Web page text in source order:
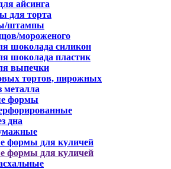
айсинга
для торта
штампы
мороженого
шоколада силикон
шоколада пластик
выпечки
тортов, пирожных
формы
дна
формы для куличей
формы для куличей